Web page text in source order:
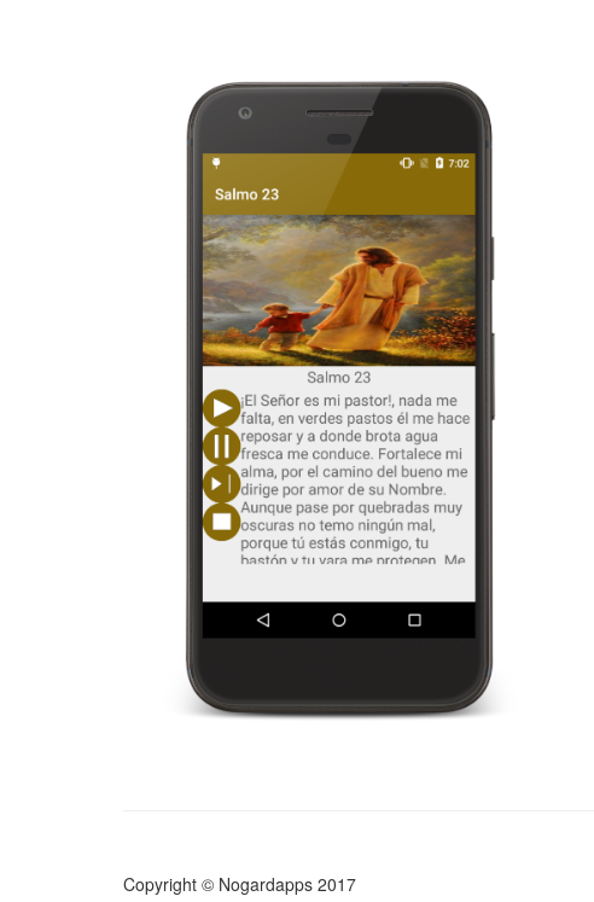
Copyright © Nogardapps 2017